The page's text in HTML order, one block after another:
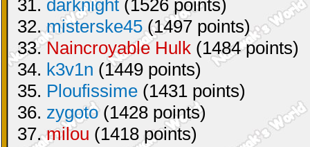
31. darknight (1526 points)
32.misterske45(1497 points)
33.Naincroyable Hulk (1484 points)
34. k3v1n (1449 points)
35. Ploufissime (1431 points)
36. zygoto(1428 points)
37.milou (1418 points)